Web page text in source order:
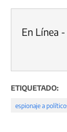
En Línea
ETIQUETADO:
espionaje a